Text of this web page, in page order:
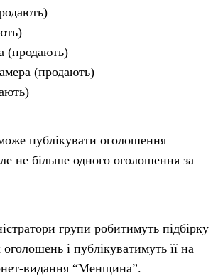
(продають)
(продають)
публікувати оголошення
не більше одного оголошення за
групи робитимуть підбірку
і публікуватимуть її на
видання “Менщина”.